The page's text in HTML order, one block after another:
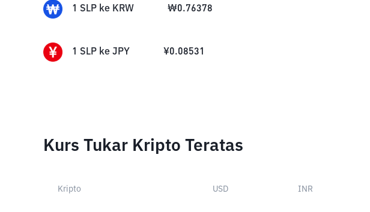
1 SLP ke KRW ₩0.76378
1 SLP ke JPY ¥0.08531
Kurs Tukar Kripto Teratas
Kripto USD INR